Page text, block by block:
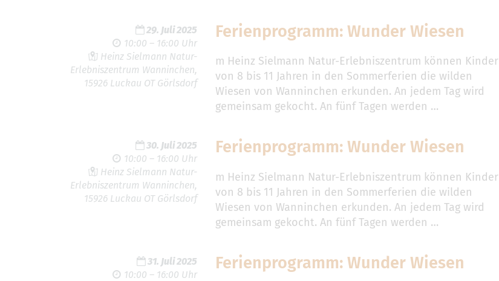
29. Juli 2025
10:00 – 16:00 Uhr
Heinz Sielmann Natur-
Erlebniszentrum Wanninchen,
15926 Luckau OT Görlsdorf
Ferienprogramm: Wunder Wiesen
m Heinz Sielmann Natur-Erlebniszentrum können Kinder
von 8 bis 11 Jahren in den Sommerferien die wilden
Wiesen von Wanninchen erkunden. An jedem Tag wird
gemeinsam gekocht. An fünf Tagen werden …
30. Juli 2025
10:00 – 16:00 Uhr
Heinz Sielmann Natur-
Erlebniszentrum Wanninchen,
15926 Luckau OT Görlsdorf
Ferienprogramm: Wunder Wiesen
m Heinz Sielmann Natur-Erlebniszentrum können Kinder
von 8 bis 11 Jahren in den Sommerferien die wilden
Wiesen von Wanninchen erkunden. An jedem Tag wird
gemeinsam gekocht. An fünf Tagen werden …
31. Juli 2025
10:00 – 16:00 Uhr
Ferienprogramm: Wunder Wiesen